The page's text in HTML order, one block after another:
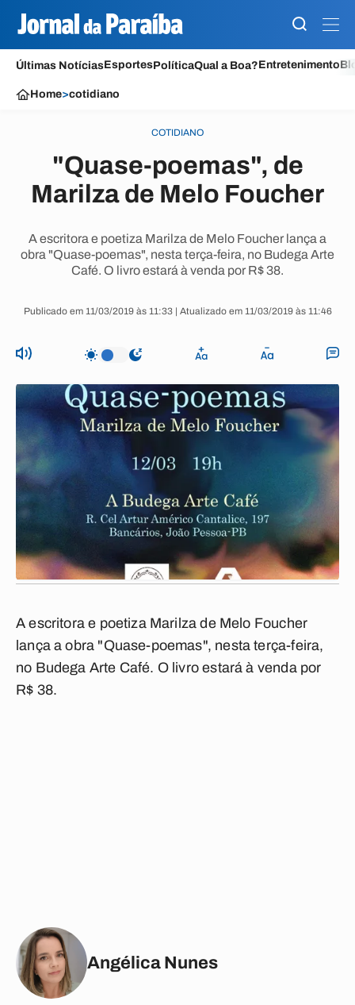
Últimas NotíciasEsportesPolíticaQual a Boa?Entretenimento
Home>cotidiano
COTIDIANO
"Quase-poemas", de
Marilza de Melo Foucher
A escritora e poetiza Marilza de Melo Foucher lança a
obra "Quase-poemas", nesta terça-feira, no Budega Arte
Café. O livro estará à venda por R$ 38.
Publicado em 11/03/2019 às 11:33 | Atualizado em 11/03/2019 às 11:46
A escritora e poetiza Marilza de Melo Foucher
lança a obra "Quase-poemas", nesta terça-feira,
no Budega Arte Café. O livro estará à venda por
R$ 38.
Angélica Nunes